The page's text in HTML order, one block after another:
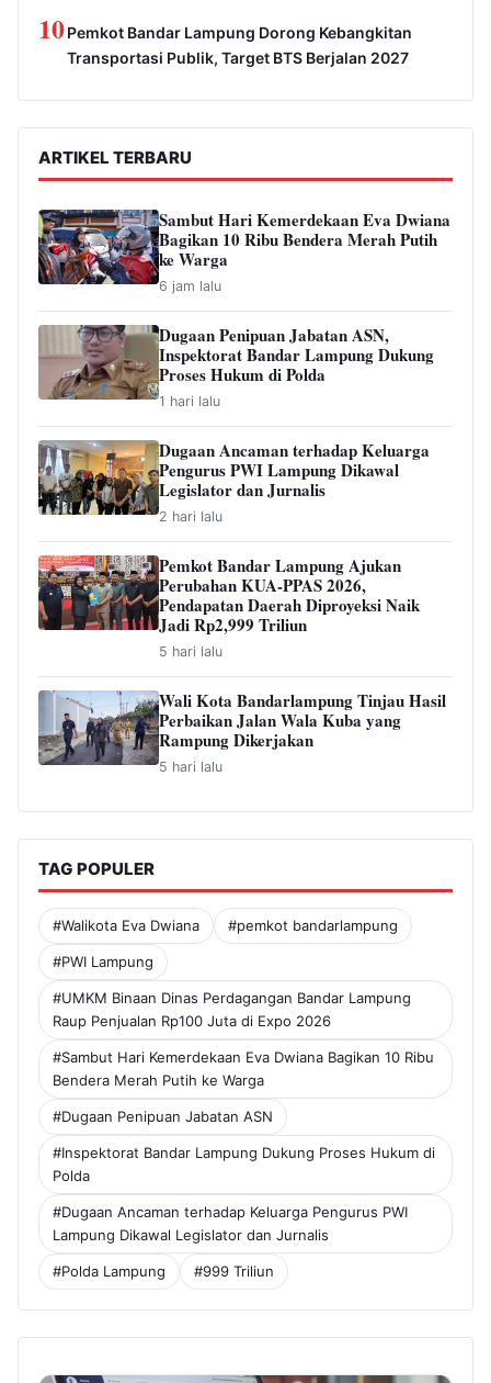
10Pemkot Bandar Lampung Dorong Kebangkitan
Transportasi Publik, Target BTS Berjalan 2027
ARTIKEL TERBARU
Sambut Hari Kemerdekaan Eva Dwiana
Bagikan 10 Ribu Bendera Merah Putih
ke Warga
6 jam lalu
Dugaan Penipuan Jabatan ASN,
Inspektorat Bandar Lampung Dukung
Proses Hukum di Polda
1 hari lalu
Dugaan Ancaman terhadap Keluarga
Pengurus PWI Lampung Dikawal
Legislator dan Jurnalis
2 hari lalu
Pemkot Bandar Lampung Ajukan
Perubahan KUA-PPAS 2026,
Pendapatan Daerah Diproyeksi Naik
Jadi Rp2,999 Triliun
5 hari lalu
Wali Kota Bandarlampung Tinjau Hasil
Perbaikan Jalan Wala Kuba yang
Rampung Dikerjakan
5 hari lalu
TAG POPULER
#Walikota Eva Dwiana #pemkot bandarlampung
#PWI Lampung
#UMKM Binaan Dinas Perdagangan Bandar Lampung
Raup Penjualan Rp100 Juta di Expo 2026
#Sambut Hari Kemerdekaan Eva Dwiana Bagikan 10 Ribu
Bendera Merah Putih ke Warga
#Dugaan Penipuan Jabatan ASN
#Inspektorat Bandar Lampung Dukung Proses Hukum di
Polda
#Dugaan Ancaman terhadap Keluarga Pengurus PWI
Lampung Dikawal Legislator dan Jurnalis
#Polda Lampung #999 Triliun